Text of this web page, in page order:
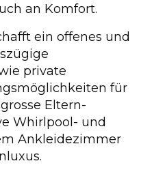
an Komfort.
ein offenes und
private
für
Eltern-
Whirlpool- und
Ankleidezimmer